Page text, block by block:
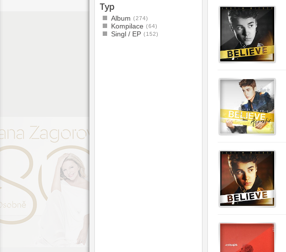
Typ
Album (274)
Kompilace (64)
Singl / EP (152)